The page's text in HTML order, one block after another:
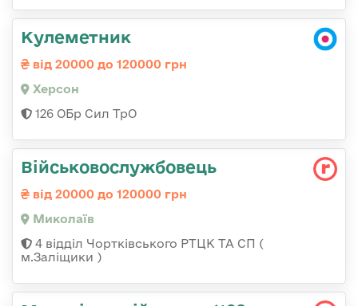
Кулеметник
від 20000 до 120000 грн
Херсон
126 ОБр Сил ТрО
Військовослужбовець
від 20000 до 120000 грн
Миколаїв
4 відділ Чортківського РТЦК ТА СП (
м.Заліщики )